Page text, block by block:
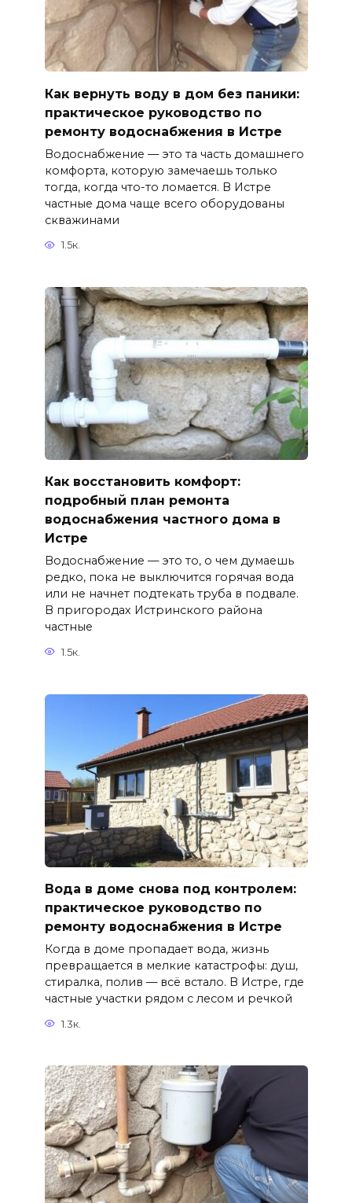
Как вернуть воду в дом без паники:
практическое руководство по
ремонту водоснабжения в Истре
Водоснабжение — это та часть домашнего
комфорта, которую замечаешь только
тогда, когда что-то ломается. В Истре
частные дома чаще всего оборудованы
скважинами
1.5к.
Как восстановить комфорт:
подробный план ремонта
водоснабжения частного дома в
Истре
Водоснабжение — это то, о чем думаешь
редко, пока не выключится горячая вода
или не начнет подтекать труба в подвале.
В пригородах Истринского района
частные
1.5к.
Вода в доме снова под контролем:
практическое руководство по
ремонту водоснабжения в Истре
Когда в доме пропадает вода, жизнь
превращается в мелкие катастрофы: душ,
стиралка, полив — всё встало. В Истре, где
частные участки рядом с лесом и речкой
1.3к.